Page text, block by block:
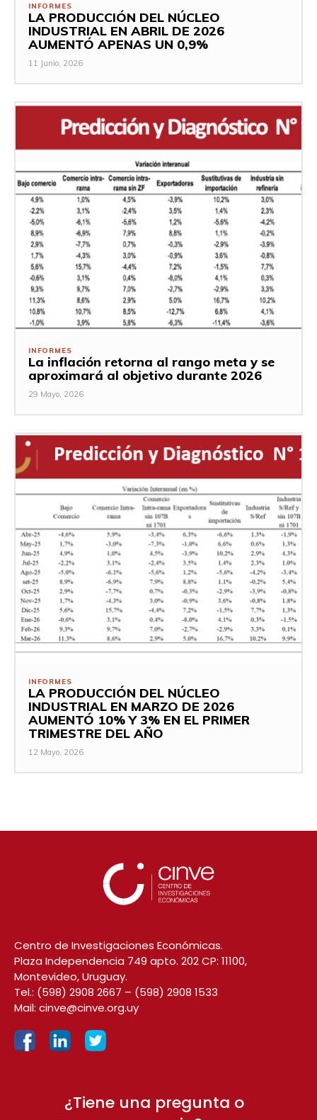
INFORMES
LA PRODUCCIÓN DEL NÚCLEO
INDUSTRIAL EN ABRIL DE 2026
AUMENTÓ APENAS UN 0,9%
11 Junio, 2026
INFORMES
La inflación retorna al rango meta y se
aproximará al objetivo durante 2026
29 Mayo, 2026
INFORMES
LA PRODUCCIÓN DEL NÚCLEO
INDUSTRIAL EN MARZO DE 2026
AUMENTÓ 10% Y 3% EN EL PRIMER
TRIMESTRE DEL AÑO
12 Mayo, 2026
Centro de Investigaciones Económicas.
Plaza Independencia 749 apto. 202 CP: 11100,
Montevideo, Uruguay.
Tel.: (598) 2908 2667 – (598) 2908 1533
Mail: cinve@cinve.org.uy
¿Tiene una pregunta o